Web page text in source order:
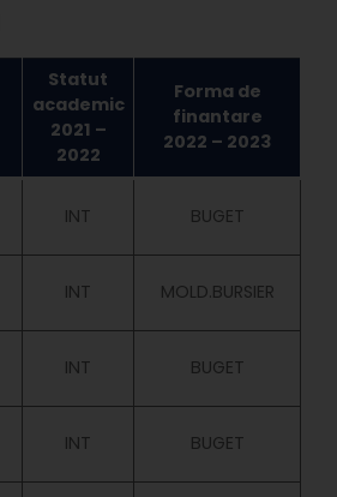
Statut
academic
2021 –
2022
Forma de
finantare
2022 – 2023
INT BUGET
INT MOLD.BURSIER
INT BUGET
INT BUGET